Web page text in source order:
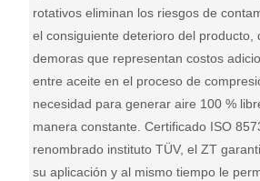
rotativos eliminan los riesgos de
el consiguiente deterioro del producto,
demoras que representan costos
entre aceite en el proceso de
necesidad para generar aire 100 %
manera constante. Certificado ISO
renombrado instituto TÜV, el ZT
su aplicación y al mismo tiempo le